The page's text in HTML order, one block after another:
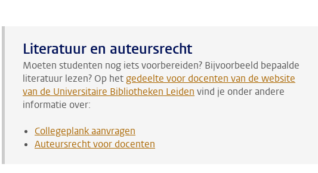
Literatuur en auteursrecht
Moeten studenten nog iets voorbereiden? Bijvoorbeeld bepaalde
literatuur lezen? Op het gedeelte voor docenten van de website
van de Universitaire Bibliotheken Leiden vind je onder andere
informatie over:
Collegeplank aanvragen
Auteursrecht voor docenten